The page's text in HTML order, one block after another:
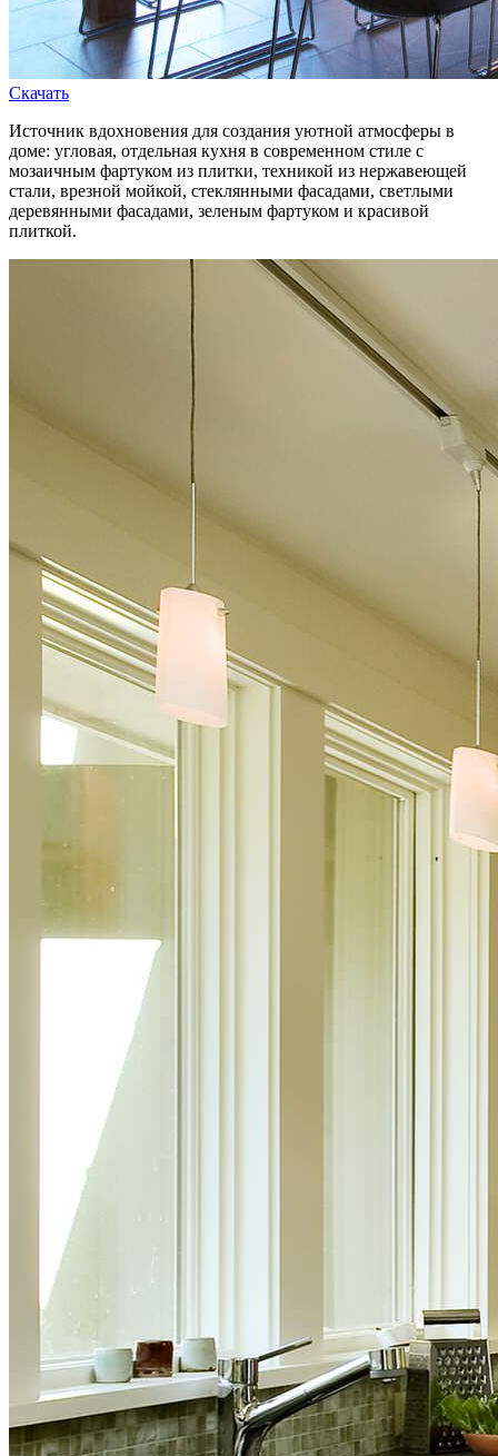
Скачать
Источник вдохновения для создания уютной атмосферы в
доме: угловая, отдельная кухня в современном стиле с
мозаичным фартуком из плитки, техникой из нержавеющей
стали, врезной мойкой, стеклянными фасадами, светлыми
деревянными фасадами, зеленым фартуком и красивой
плиткой.